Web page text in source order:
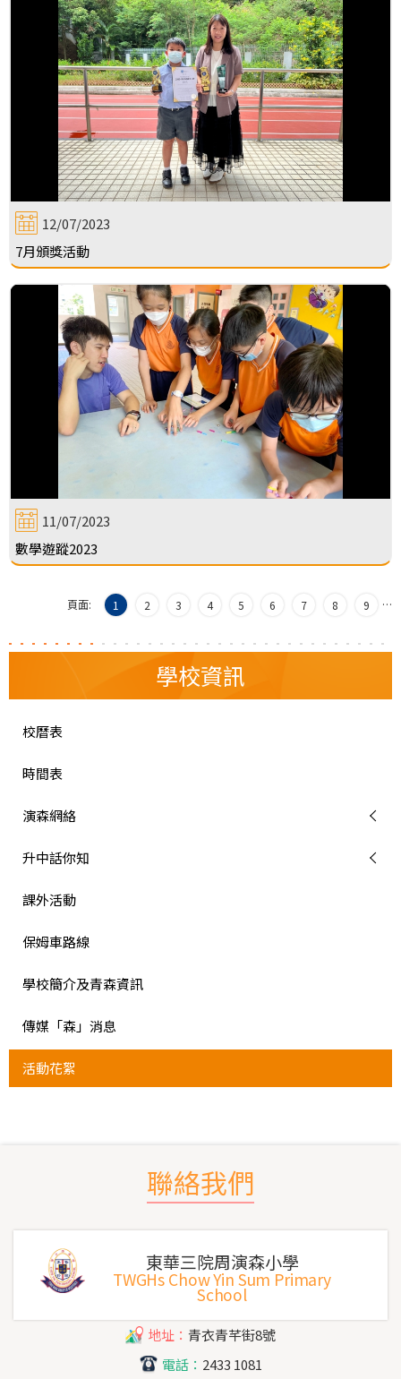
12/07/2023
7月頒獎活動
11/07/2023
數學遊蹤2023
頁面: 1 2 3 4 5 6 7 8 9 …
學校資訊
校曆表
時間表
演森網絡
升中話你知
課外活動
保姆車路線
學校簡介及青森資訊
傳媒「森」消息
活動花絮
聯絡我們
東華三院周演森小學
TWGHs Chow Yin Sum Primary
School
地址： 青衣青芊街8號
電話： 2433 1081